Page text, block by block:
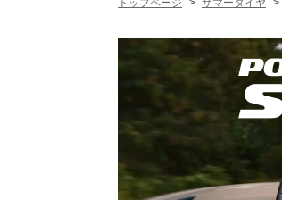
トップページ サマータイヤ